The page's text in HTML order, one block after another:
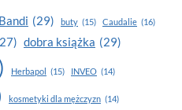
Bandi (29) buty (15) Caudalie (16)
dobra książka (29)
Herbapol (15) INVEO (14)
kosmetyki dla mężczyzn (14)